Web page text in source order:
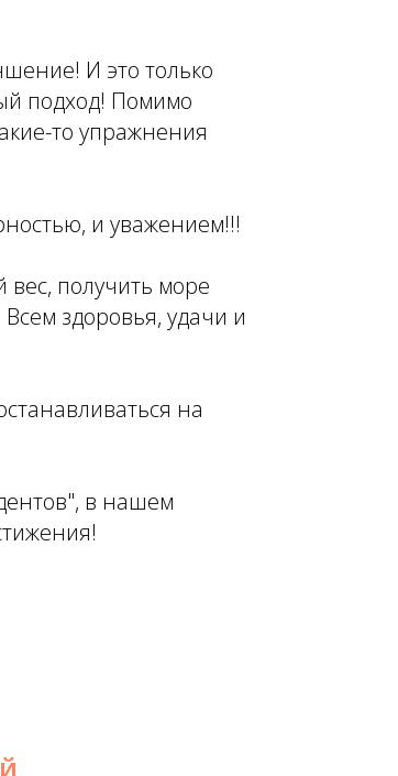
И это только
подход! Помимо
то упражнения
и уважением!!!
вес, получить море
здоровья, удачи и
на
в нашем